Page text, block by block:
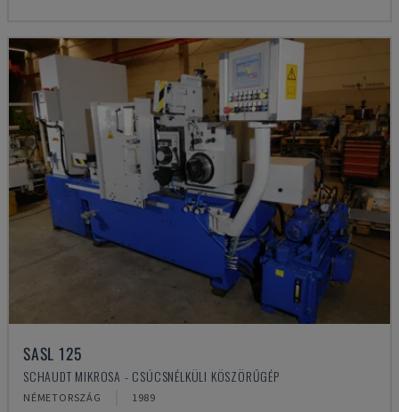
SASL 125
SCHAUDT MIKROSA - CSÚCSNÉLKÜLI KÖSZÖRŰGÉP
NÉMETORSZÁG 1989